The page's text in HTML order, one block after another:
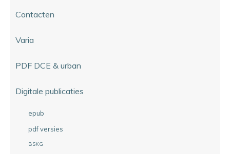
Contacten
Varia
PDF DCE & urban
Digitale publicaties
epub
pdf versies
BSKG